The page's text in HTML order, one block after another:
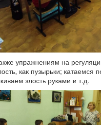
упражнениям на
как пузырьки; катаемся
злость руками и т.д.